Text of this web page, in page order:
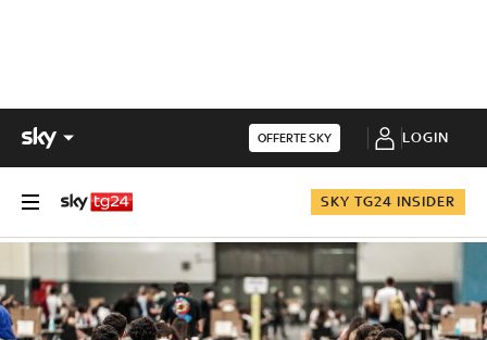
OFFERTE SKY LOGIN
SKY TG24 INSIDER